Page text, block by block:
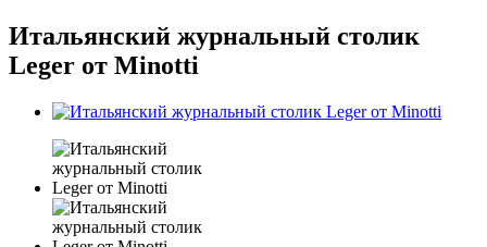
Итальянский журнальный столик
Leger от Minotti